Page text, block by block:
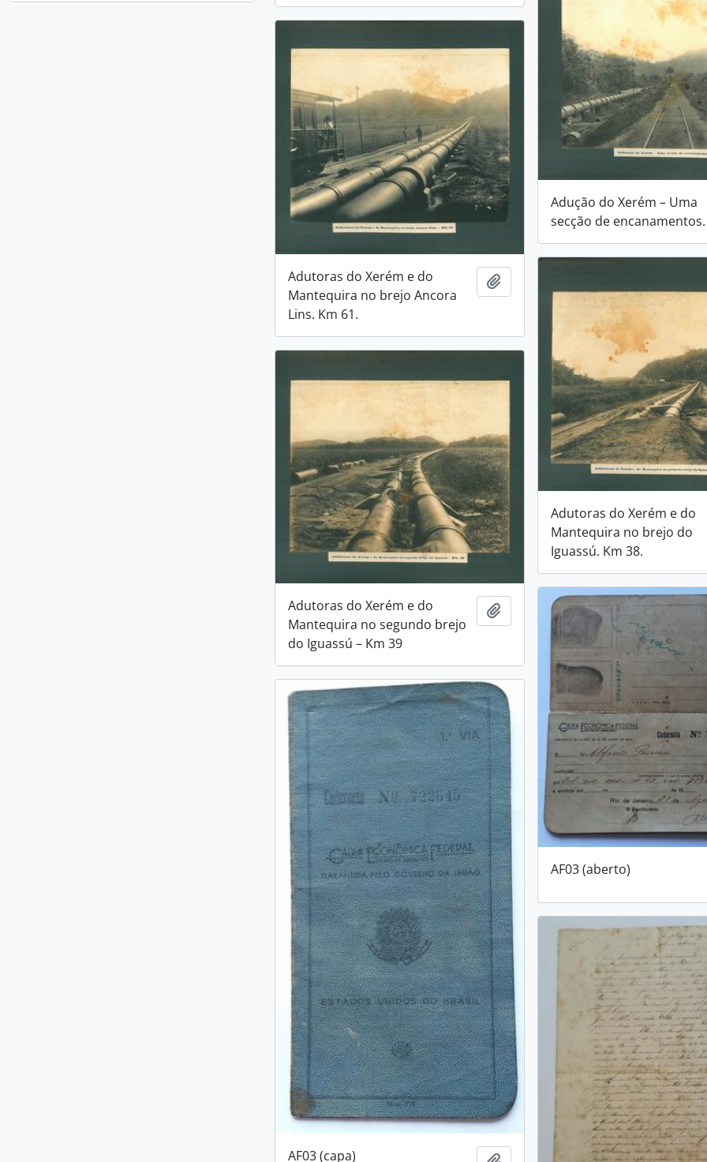
Adução do Xerém – Uma
secção de encanamentos.
Adutoras do Xerém e do
Mantequira no brejo Ancora
Lins. Km 61.
Adutoras do Xerém e do
Mantequira no brejo do
Iguassú. Km 38.
Adutoras do Xerém e do
Mantequira no segundo brejo
do Iguassú – Km 39
Adicionar a área de transferência
AF03 (aberto)
AF03 (capa)